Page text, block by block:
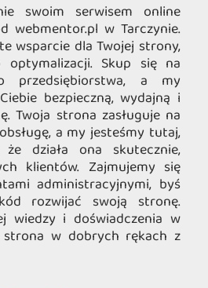
swoim serwisem online
webmentor.pl w Tarczynie.
wsparcie dla Twojej strony,
Skup się na
przedsiębiorstwa, a my
bezpieczną, wydajną i
Twoja strona zasługuje na
a my jesteśmy tutaj,
działa ona skutecznie,
klientów. Zajmujemy się
administracyjnymi, byś
rozwijać swoją stronę.
wiedzy i doświadczenia w
strona w dobrych rękach z